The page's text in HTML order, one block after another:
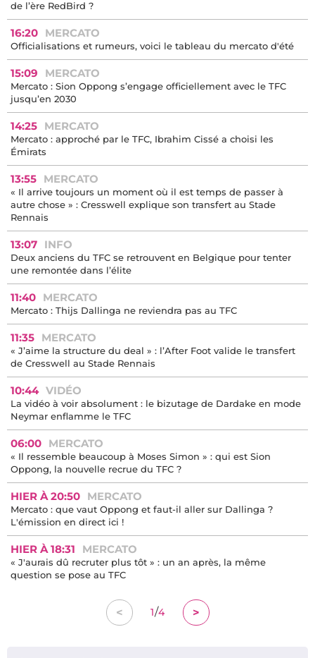
de l’ère RedBird ?
16:20 MERCATO
Officialisations et rumeurs, voici le tableau du mercato d'été
15:09 MERCATO
Mercato : Sion Oppong s’engage officiellement avec le TFC
jusqu’en 2030
14:25 MERCATO
Mercato : approché par le TFC, Ibrahim Cissé a choisi les
Émirats
13:55 MERCATO
« Il arrive toujours un moment où il est temps de passer à
autre chose » : Cresswell explique son transfert au Stade
Rennais
13:07 INFO
Deux anciens du TFC se retrouvent en Belgique pour tenter
une remontée dans l’élite
11:40 MERCATO
Mercato : Thijs Dallinga ne reviendra pas au TFC
11:35 MERCATO
« J’aime la structure du deal » : l’After Foot valide le transfert
de Cresswell au Stade Rennais
10:44 VIDÉO
La vidéo à voir absolument : le bizutage de Dardake en mode
Neymar enflamme le TFC
06:00 MERCATO
« Il ressemble beaucoup à Moses Simon » : qui est Sion
Oppong, la nouvelle recrue du TFC ?
HIER À 20:50 MERCATO
Mercato : que vaut Oppong et faut-il aller sur Dallinga ?
L'émission en direct ici !
HIER À 18:31 MERCATO
« J'aurais dû recruter plus tôt » : un an après, la même
question se pose au TFC
< 1/4 >